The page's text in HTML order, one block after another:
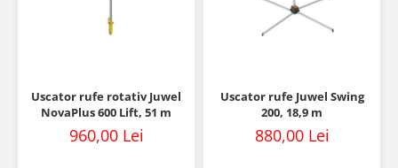
Uscator rufe rotativ Juwel
NovaPlus 600 Lift, 51 m
960,00 Lei
Uscator rufe Juwel Swing
200, 18,9 m
880,00 Lei